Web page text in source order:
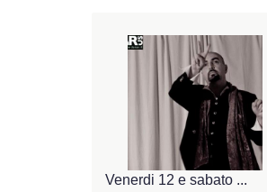
Venerdi 12 e sabato ...